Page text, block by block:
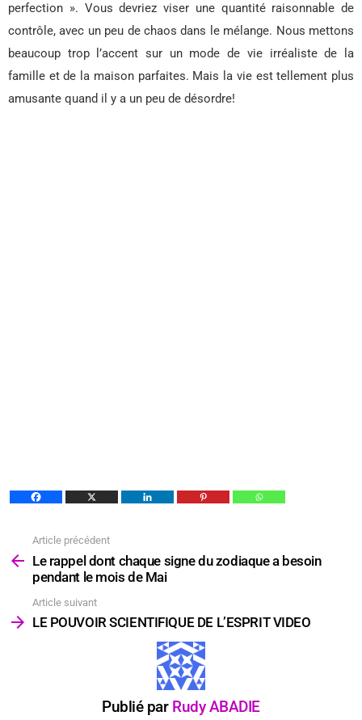
perfection ». Vous devriez viser une quantité raisonnable de
contrôle, avec un peu de chaos dans le mélange. Nous mettons
beaucoup trop l’accent sur un mode de vie irréaliste de la
famille et de la maison parfaites. Mais la vie est tellement plus
amusante quand il y a un peu de désordre!
plus
Article précédent
Le rappel dont chaque signe du zodiaque a besoin
pendant le mois de Mai
Article suivant
LE POUVOIR SCIENTIFIQUE DE L’ESPRIT VIDEO
Publié par Rudy ABADIE